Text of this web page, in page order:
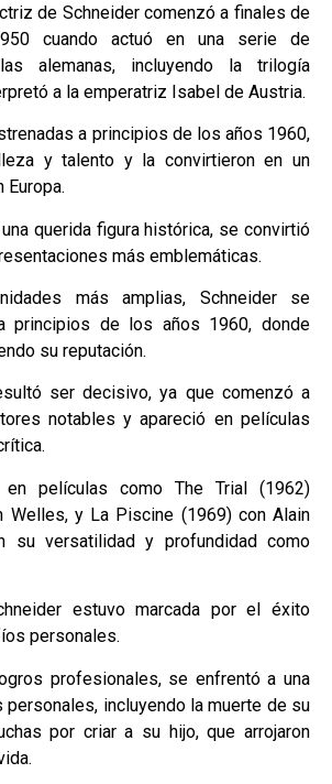
de Schneider comenzó a finales de
cuando actuó en una serie de
alemanas, incluyendo la trilogía
a la emperatriz Isabel de Austria.
a principios de los años 1960,
y talento y la convirtieron en un
Europa.
querida figura histórica, se convirtió
más emblemáticas.
más amplias, Schneider se
principios de los años 1960, donde
su reputación.
ser decisivo, ya que comenzó a
notables y apareció en películas
en películas como The Trial (1962)
Welles, y La Piscine (1969) con Alain
su versatilidad y profundidad como
estuvo marcada por el éxito
personales.
profesionales, se enfrentó a una
incluyendo la muerte de su
por criar a su hijo, que arrojaron